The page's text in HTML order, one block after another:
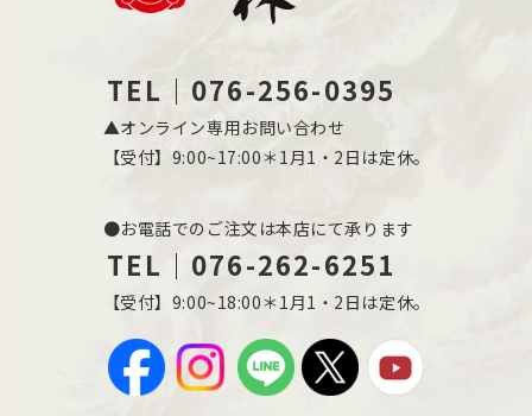
TEL｜076-256-0395
▲オンライン専用お問い合わせ
【受付】9:00~17:00＊1月1・2日は定休。
●お電話でのご注文は本店にて承ります
TEL｜076-262-6251
【受付】9:00~18:00＊1月1・2日は定休。